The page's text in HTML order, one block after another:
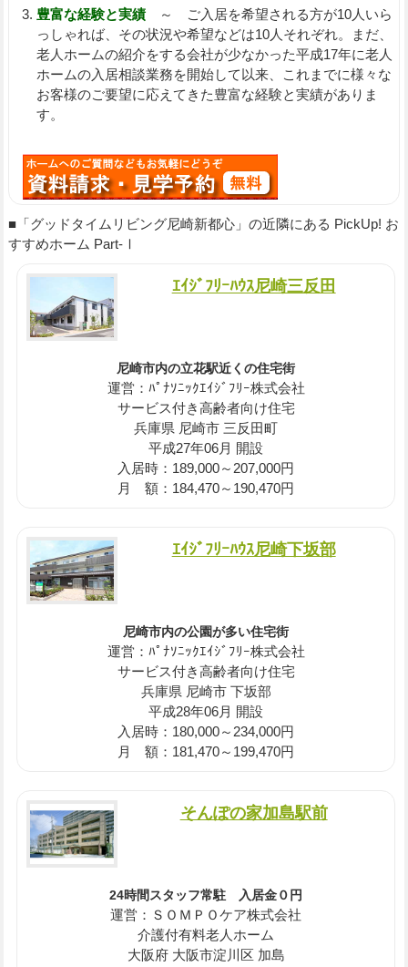
豊富な経験と実績～ ご入居を希望される方が10人いら
っしゃれば、その状況や希望などは10人それぞれ。まだ、
老人ホームの紹介をする会社が少なかった平成17年に老人
ホームの入居相談業務を開始して以来、これまでに様々な
お客様のご要望に応えてきた豊富な経験と実績がありま
す。
■「グッドタイムリビング尼崎新都心」の近隣にある PickUp! お
すすめホーム Part-Ⅰ
ｴｲｼﾞﾌﾘｰﾊｳｽ尼崎三反田
尼崎市内の立花駅近くの住宅街
運営：ﾊﾟﾅｿﾆｯｸｴｲｼﾞﾌﾘｰ株式会社
サービス付き高齢者向け住宅
兵庫県 尼崎市 三反田町
平成27年06月 開設
入居時：189,000～207,000円
月 額：184,470～190,470円
ｴｲｼﾞﾌﾘｰﾊｳｽ尼崎下坂部
尼崎市内の公園が多い住宅街
運営：ﾊﾟﾅｿﾆｯｸｴｲｼﾞﾌﾘｰ株式会社
サービス付き高齢者向け住宅
兵庫県 尼崎市 下坂部
平成28年06月 開設
入居時：180,000～234,000円
月 額：181,470～199,470円
そんぽの家加島駅前
24時間スタッフ常駐 入居金０円
運営：ＳＯＭＰＯケア株式会社
介護付有料老人ホーム
大阪府 大阪市淀川区 加島